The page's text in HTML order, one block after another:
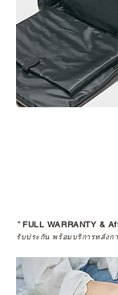
*FULL WARRANTY &
รับประกัน พร้อมบริการหลังก